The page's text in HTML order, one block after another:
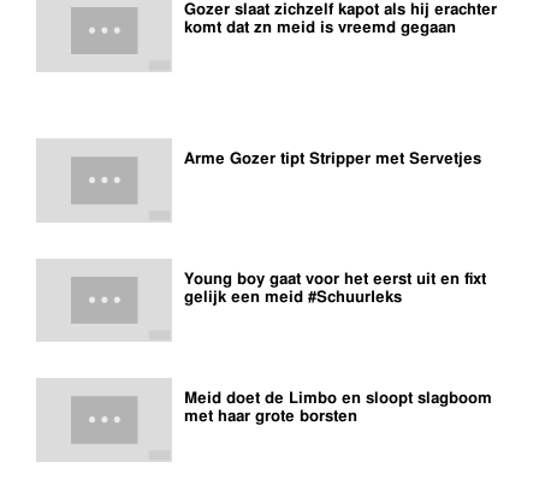
Gozer slaat zichzelf kapot als hij erachter
komt dat zn meid is vreemd gegaan
Arme Gozer tipt Stripper met Servetjes
Young boy gaat voor het eerst uit en fixt
gelijk een meid #SchuurIeks
Meid doet de Limbo en sloopt slagboom
met haar grote borsten